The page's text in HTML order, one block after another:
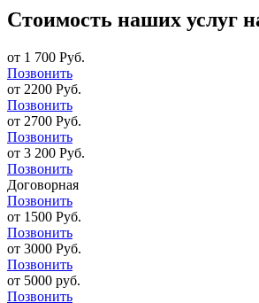
Стоимость наших услуг
от 1 700 Руб.
Позвонить
от 2200 Руб.
Позвонить
от 2700 Руб.
Позвонить
от 3 200 Руб.
Позвонить
Договорная
Позвонить
от 1500 Руб.
Позвонить
от 3000 Руб.
Позвонить
от 5000 руб.
Позвонить